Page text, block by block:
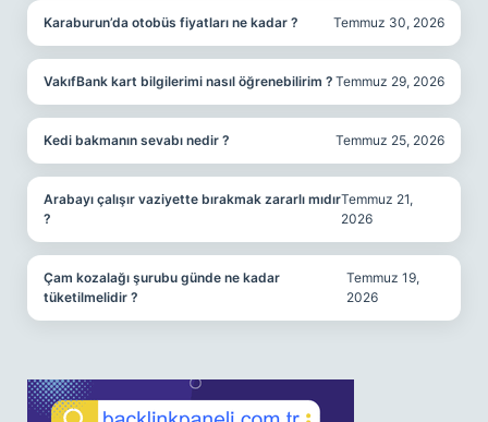
Karaburun’da otobüs fiyatları ne kadar ? Temmuz 30, 2026
VakıfBank kart bilgilerimi nasıl öğrenebilirim ? Temmuz 29, 2026
Kedi bakmanın sevabı nedir ? Temmuz 25, 2026
Arabayı çalışır vaziyette bırakmak zararlı mıdır
?
Temmuz 21,
2026
Çam kozalağı şurubu günde ne kadar
tüketilmelidir ?
Temmuz 19,
2026